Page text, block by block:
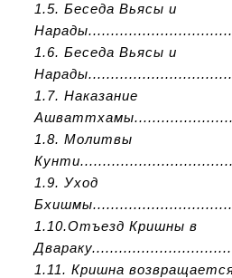
1.5. Беседа Вьясы и
1.6. Беседа Вьясы и
1.7. Наказание
1.8. Молитвы
1.9. Уход
1.10.Отъезд Кришны в
1.11. Кришна